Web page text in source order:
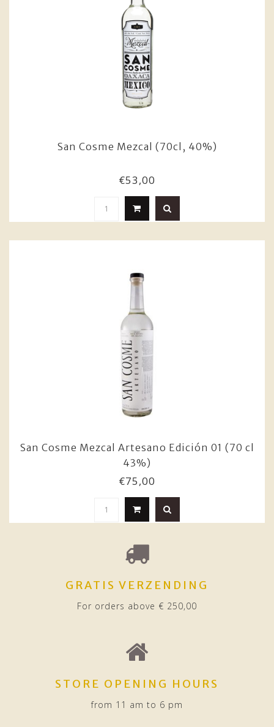
San Cosme Mezcal (70cl, 40%)
€53,00
San Cosme Mezcal Artesano Edición 01 (70 cl
43%)
€75,00
GRATIS VERZENDING
For orders above € 250,00
STORE OPENING HOURS
from 11 am to 6 pm